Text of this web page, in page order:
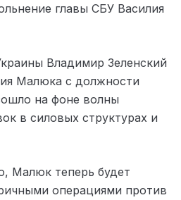
главы СБУ Василия
Владимир Зеленский
Малюка с должности
на фоне волны
в силовых структурах и
Малюк теперь будет
операциями против